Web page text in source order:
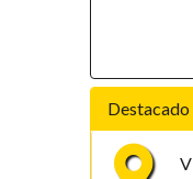
Destacado